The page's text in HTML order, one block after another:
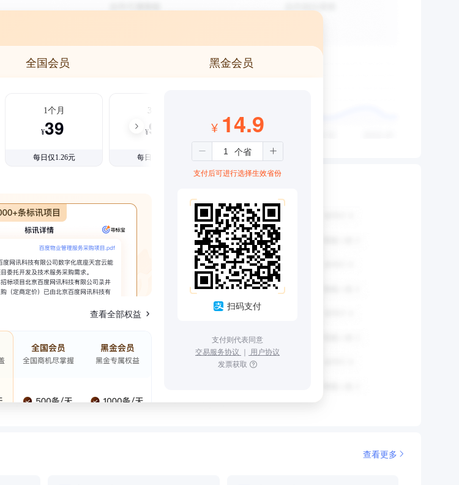
全国会员 黑金会员
1个月
¥39
每日仅1.26元
3个月
¥99
每日仅1.08元
查看全部权益
¥ 14.9
支付后可进行选择生效省份
扫码支付
支付则代表同意
交易服务协议 ｜ 用户协议
发票获取
查看更多